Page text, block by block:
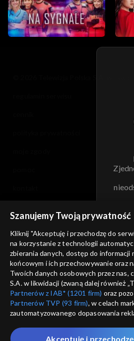
informacje o dostawcy usług
Szanujemy Twoją prywatność
Kliknij "Akceptuję i przechodzę do
na korzystanie z technologii
zbierania danych, dostęp do informacji
końcowym i ich przechowywanie oraz
Twoich danych osobowych przez nas,
S.A. w likwidacji (zwaną dalej również
Partnerów z IAB* (1201 firm) oraz
Partnerów TVP (93 firm), w celach
zautomatyzowanego dopasowania
które wskazujemy poniżej, a także
Akceptuję i